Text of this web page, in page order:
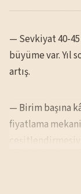
— Sevkiyat 40-
büyüme var. Yıl
artış.
— Birim başına
fiyatlama